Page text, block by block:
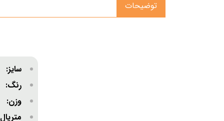
توضیحات
سایز:
رنگ: